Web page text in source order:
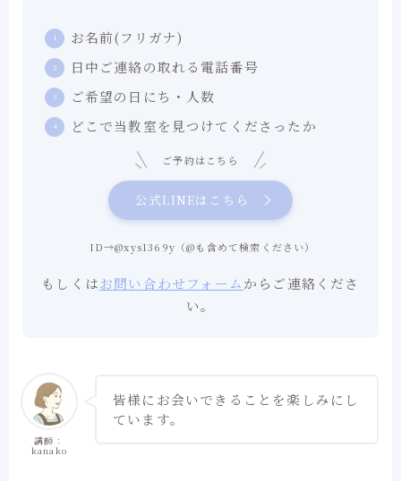
お名前(フリガナ)
日中ご連絡の取れる電話番号
ご希望の日にち・人数
どこで当教室を見つけてくださったか
ご予約はこちら
公式LINEはこちら
ID→@xys1369y（@も含めて検索ください）
もしくはお問い合わせフォームからご連絡くださ
い。
講師：
kanako
皆様にお会いできることを楽しみにし
ています。